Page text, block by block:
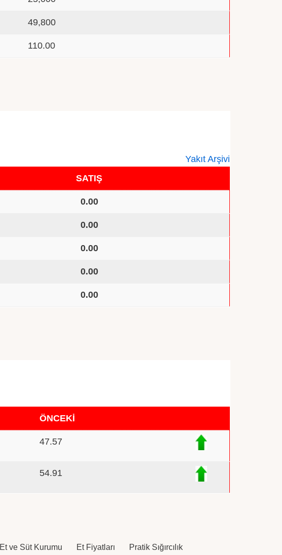
49,800
110.00
Yakıt Arşivi
SATIŞ
0.00
0.00
0.00
0.00
0.00
ÖNCEKİ
47.57
54.91
Et ve Süt Kurumu Et Fiyatları Pratik Sığırcılık